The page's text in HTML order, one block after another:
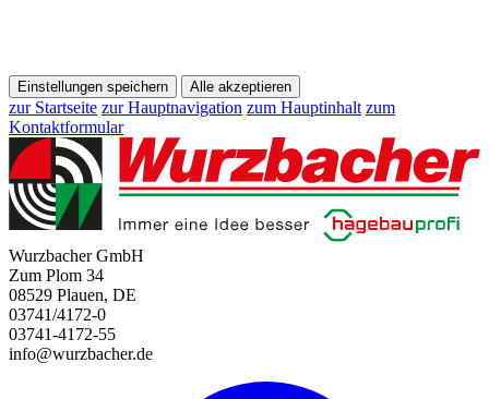
Einstellungen speichern Alle akzeptieren
zur Startseite zur Hauptnavigation zum Hauptinhalt zum
Kontaktformular
Wurzbacher GmbH
Zum Plom 34
08529 Plauen, DE
03741/4172-0
03741-4172-55
info@wurzbacher.de